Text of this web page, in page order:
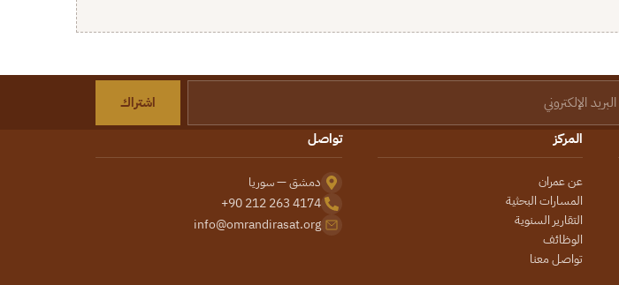
اشتراك
المركز
عن عمران
المسارات البحثية
التقارير السنوية
الوظائف
تواصل معنا
تواصل
دمشق — سوريا
+90 212 263 4174
info@omrandirasat.org